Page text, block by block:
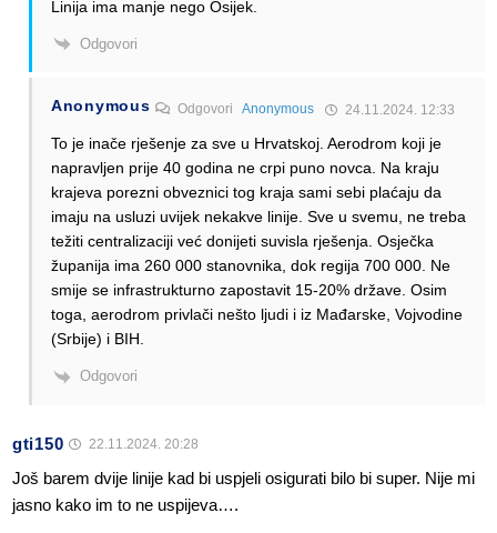
Linija ima manje nego Osijek.
Odgovori
Anonymous OdgovoriAnonymous 24.11.2024. 12:33
To je inače rješenje za sve u Hrvatskoj. Aerodrom koji je
napravljen prije 40 godina ne crpi puno novca. Na kraju
krajeva porezni obveznici tog kraja sami sebi plaćaju da
imaju na usluzi uvijek nekakve linije. Sve u svemu, ne treba
težiti centralizaciji već donijeti suvisla rješenja. Osječka
županija ima 260 000 stanovnika, dok regija 700 000. Ne
smije se infrastrukturno zapostavit 15-20% države. Osim
toga, aerodrom privlači nešto ljudi i iz Mađarske, Vojvodine
(Srbije) i BIH.
Odgovori
gti150 22.11.2024. 20:28
Još barem dvije linije kad bi uspjeli osigurati bilo bi super. Nije mi
jasno kako im to ne uspijeva….